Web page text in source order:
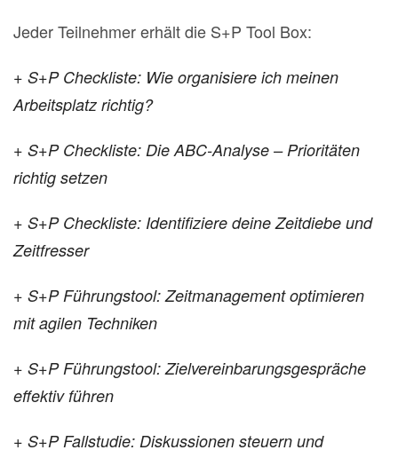
Jeder Teilnehmer erhält die S+P Tool Box:
+ S+P Checkliste: Wie organisiere ich meinen
Arbeitsplatz richtig?
+ S+P Checkliste: Die ABC-Analyse – Prioritäten
richtig setzen
+ S+P Checkliste: Identifiziere deine Zeitdiebe und
Zeitfresser
+ S+P Führungstool: Zeitmanagement optimieren
mit agilen Techniken
+ S+P Führungstool: Zielvereinbarungsgespräche
effektiv führen
+ S+P Fallstudie: Diskussionen steuern und